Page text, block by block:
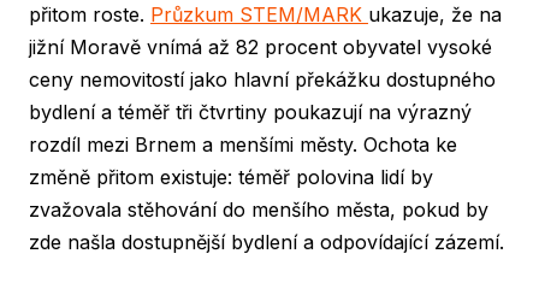
přitom roste. Průzkum STEM/MARK ukazuje, že na
jižní Moravě vnímá až 82 procent obyvatel vysoké
ceny nemovitostí jako hlavní překážku dostupného
bydlení a téměř tři čtvrtiny poukazují na výrazný
rozdíl mezi Brnem a menšími městy. Ochota ke
změně přitom existuje: téměř polovina lidí by
zvažovala stěhování do menšího města, pokud by
zde našla dostupnější bydlení a odpovídající zázemí.